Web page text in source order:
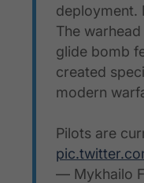
deployment.
The
glide bomb
created
modern
Pilots are
— Mykhailo